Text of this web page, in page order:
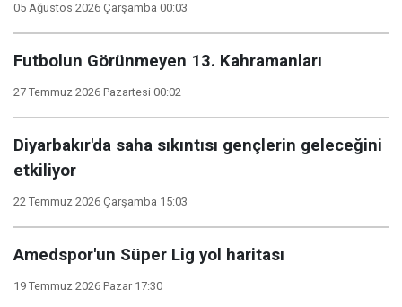
05 Ağustos 2026 Çarşamba 00:03
Futbolun Görünmeyen 13. Kahramanları
27 Temmuz 2026 Pazartesi 00:02
Diyarbakır'da saha sıkıntısı gençlerin geleceğini
etkiliyor
22 Temmuz 2026 Çarşamba 15:03
Amedspor'un Süper Lig yol haritası
19 Temmuz 2026 Pazar 17:30